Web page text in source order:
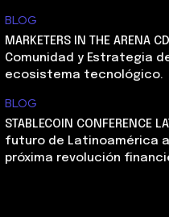
BLOG
MARKETERS IN THE ARENA
Comunidad y Estrategia
ecosistema tecnológico.
BLOG
STABLECOIN CONFERENCE
futuro de Latinoamérica
próxima revolución